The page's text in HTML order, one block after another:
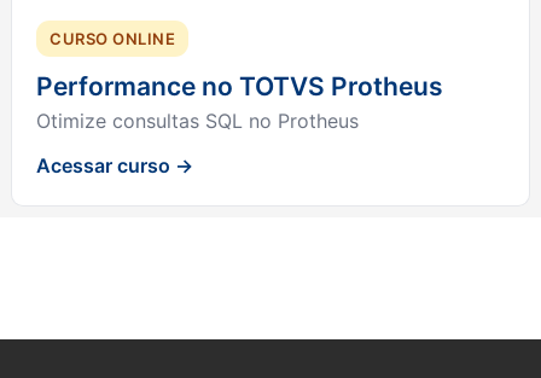
CURSO ONLINE
Performance no TOTVS Protheus
Otimize consultas SQL no Protheus
Acessar curso →